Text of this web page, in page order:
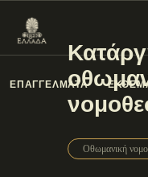
ΕΠΑΓΓΕΛΜΑΤΑ
ΕΝΌΤΗΤΕΣ
Οθωμανική